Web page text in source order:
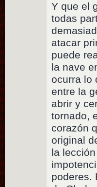
Y que el
todas
atacar
puede
la nave
ocurra lo
entre la
abrir y
tornado,
corazón
original
la
poderes.